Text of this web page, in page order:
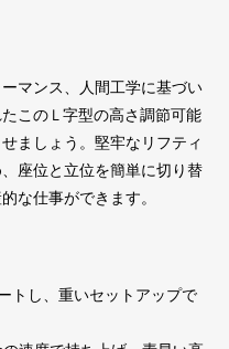
マンス、人間工学に基づい
この L 字型の高さ調節可能
ましょう。堅牢なリフティ
座位と立位を簡単に切り替
な仕事ができます。
トし、重いセットアップで